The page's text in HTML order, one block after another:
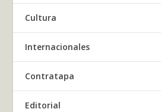
Cultura
Internacionales
Contratapa
Editorial